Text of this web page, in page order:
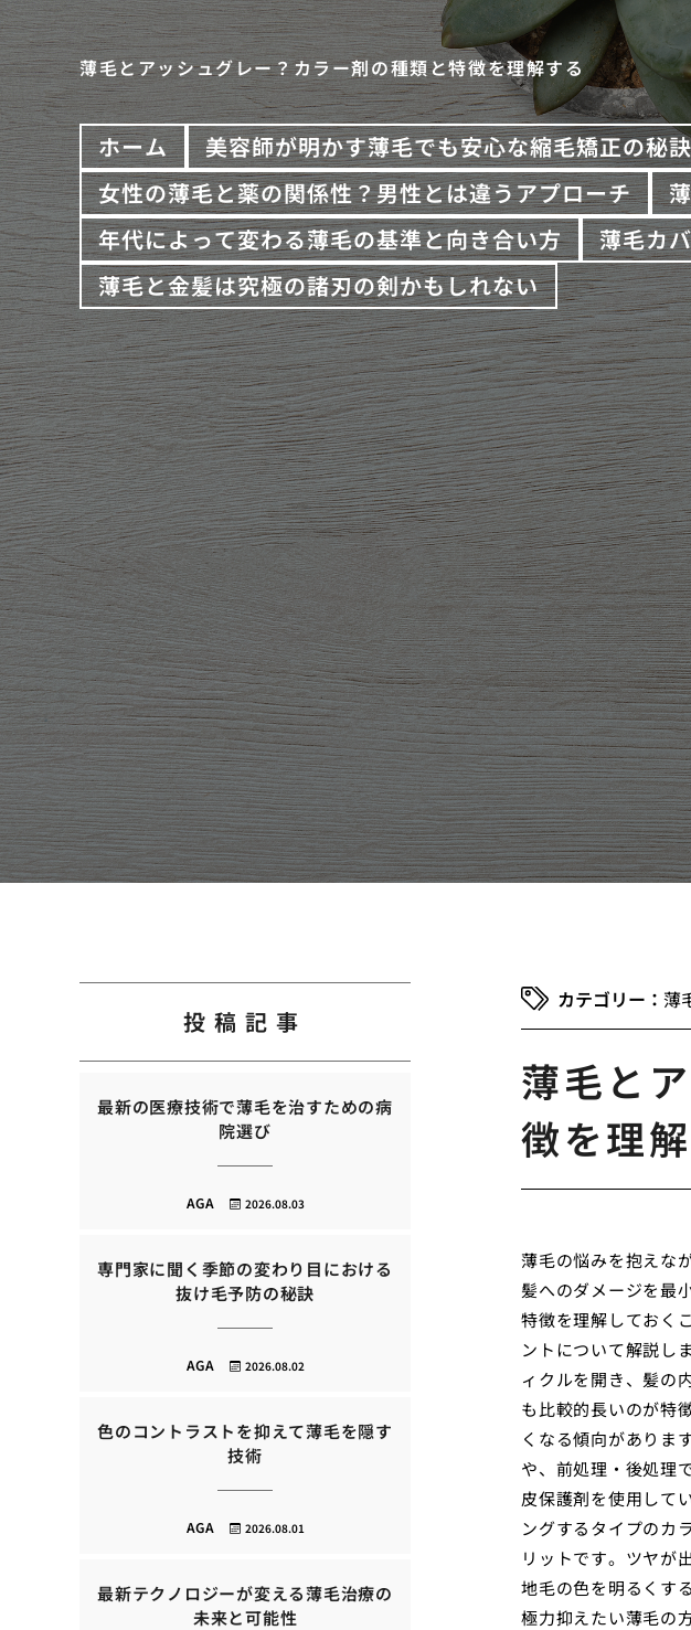
薄毛とアッシュグレー？カラー剤の種類と特徴を理解する
ホーム 美容師が明かす薄毛でも安心な縮毛矯正の秘訣
女性の薄毛と薬の関係性？男性とは違うアプローチ
年代によって変わる薄毛の基準と向き合い方
薄毛カ
薄毛と金髪は究極の諸刃の剣かもしれない
薄
薄毛と
徴を理
薄毛の悩みを抱えな
髪へのダメージを最
特徴を理解しておく
ントについて解説し
ィクルを開き、髪の
も比較的長いのが特
くなる傾向がありま
や、前処理・後処理
皮保護剤を使用して
ングするタイプのカ
リットです。ツヤが
地毛の色を明るくす
極力抑えたい薄毛の
投稿記事
最新の医療技術で薄毛を治すための病
院選び
2026.08.03
AGA
専門家に聞く季節の変わり目における
抜け毛予防の秘訣
2026.08.02
AGA
色のコントラストを抑えて薄毛を隠す
技術
2026.08.01
AGA
最新テクノロジーが変える薄毛治療の
未来と可能性